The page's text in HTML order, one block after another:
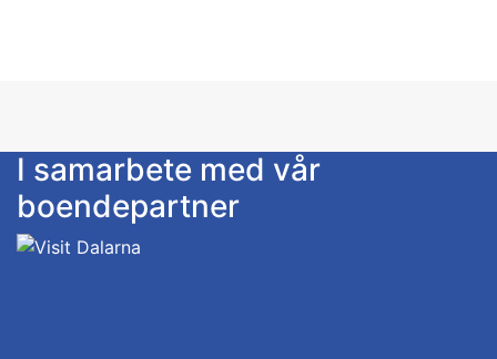
I samarbete med vår
boendepartner